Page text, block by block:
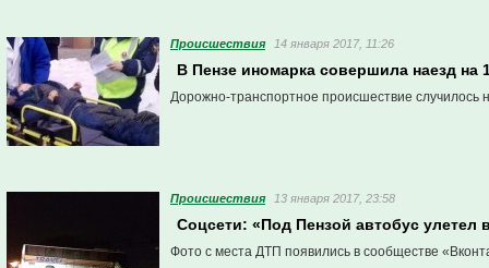
Проиcшествия 14 января 2017, 11:26
В Пензе иномарка совершила наезд на
Дорожно-транспортное происшествие случилось
Проиcшествия 13 января 2017, 23:58
Соцсети: «Под Пензой автобус улетел
Фото с места ДТП появились в сообществе